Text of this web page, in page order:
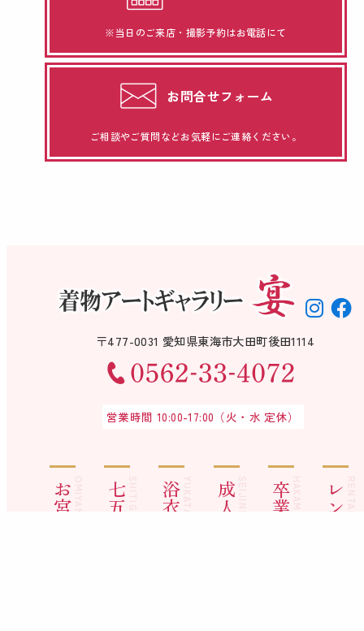
※当日のご来店・撮影予約はお電話にて
お問合せフォーム
ご相談やご質問などお気軽にご連絡ください。
〒477-0031 愛知県東海市大田町後田1114
営業時間 10:00-17:00（火・水 定休）
お宮参りOMIYAMAIRI 七五三SHITIGOSAN 浴衣 成人式SEIJINSHIKI 卒業袴 レンタル一覧RENTAL LIST